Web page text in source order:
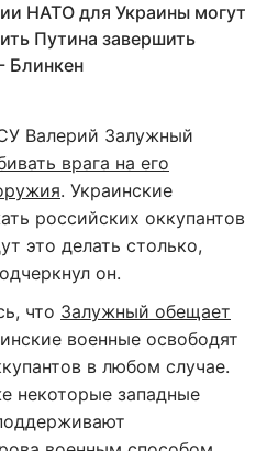
НАТО для Украины могут
Путина завершить
Блинкен
Валерий Залужный
врага на его
. Украинские
российских оккупантов
это делать столько,
он.
что Залужный обещает
военные освободят
в любом случае.
некоторые западные